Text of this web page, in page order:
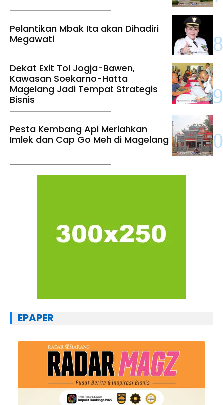
Pelantikan Mbak Ita akan Dihadiri
Megawati
Dekat Exit Tol Jogja-Bawen,
Kawasan Soekarno-Hatta
Magelang Jadi Tempat Strategis
Bisnis
Pesta Kembang Api Meriahkan
Imlek dan Cap Go Meh di Magelang
EPAPER